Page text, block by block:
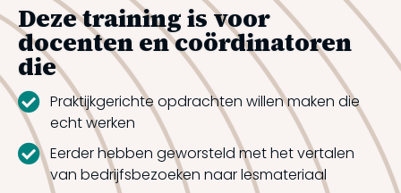
Deze training is voor
docenten en coördinatoren
die
Praktijkgerichte opdrachten willen maken die
echt werken
Eerder hebben geworsteld met het vertalen
van bedrijfsbezoeken naar lesmateriaal